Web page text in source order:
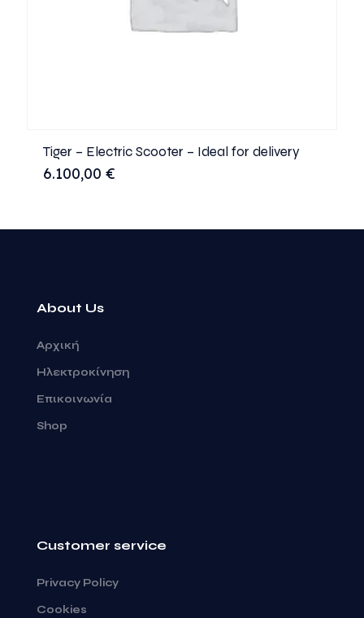
Tiger – Electric Scooter – Ideal for delivery
6.100,00 €
About Us
Αρχική
Ηλεκτροκίνηση
Επικοινωνία
Shop
Customer service
Privacy Policy
Cookies